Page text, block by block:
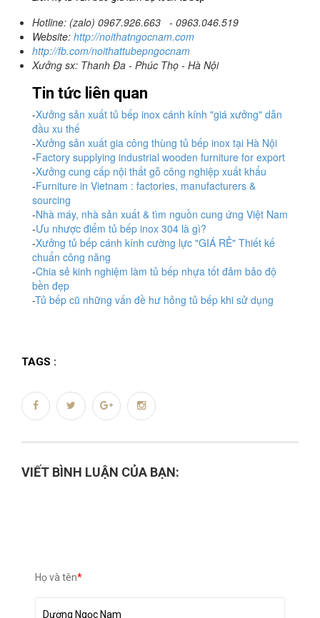
Hotline: (zalo) 0967.926.663 - 0963.046.519
Website: http://noithatngocnam.com
http://fb.com/noithattubepngocnam
Xưởng sx: Thanh Đa - Phúc Thọ - Hà Nội
Tin tức liên quan
-Xưởng sản xuất tủ bếp inox cánh kính "giá xưởng" dẫn
đầu xu thế
-Xưởng sản xuất gia công thùng tủ bếp inox tại Hà Nội
-Factory supplying industrial wooden furniture for export
-Xưởng cung cấp nội thất gỗ công nghiệp xuất khẩu
-Furniture in Vietnam : factories, manufacturers &
sourcing
-Nhà máy, nhà sản xuất & tìm nguồn cung ứng Việt Nam
-Ưu nhược điểm tủ bếp inox 304 là gì?
-Xưởng tủ bếp cánh kính cường lực "GIÁ RẺ" Thiết kế
chuẩn công năng
-Chia sẻ kinh nghiệm làm tủ bếp nhựa tốt đảm bảo độ
bền đẹp
-Tủ bếp cũ những vấn đề hư hỏng tủ bếp khi sử dụng
TAGS :
VIẾT BÌNH LUẬN CỦA BẠN:
Họ và tên*